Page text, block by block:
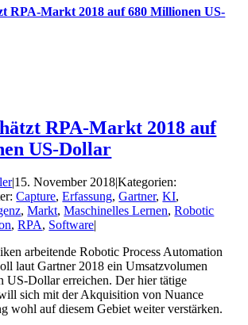
RPA-Markt 2018 auf 680 Millionen US-
RPA-Markt 2018 auf
US-Dollar
|15. November 2018|Kategorien:
Capture,Erfassung,Gartner,KI,
,Markt,Maschinelles Lernen,Robotic
,RPA, Software|
arbeitende Robotic Process Automation
laut Gartner 2018 ein Umsatzvolumen
US-Dollar erreichen. Der hier tätige
sich mit der Akquisition von Nuance
wohl auf diesem Gebiet weiter verstärken.